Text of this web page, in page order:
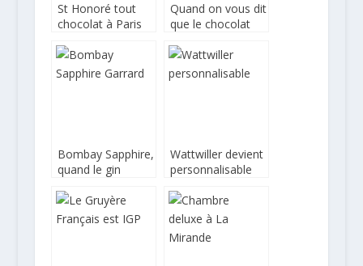
St Honoré tout
chocolat à Paris
Quand on vous dit
que le chocolat
aphrodisiaque…
Bombay Sapphire,
quand le gin
véritable bijou
Wattwiller devient
personnalisable